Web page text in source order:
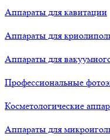
Аппараты для кавитации
Аппараты для
Аппараты для
Профессиональные
Косметологические
Аппараты для